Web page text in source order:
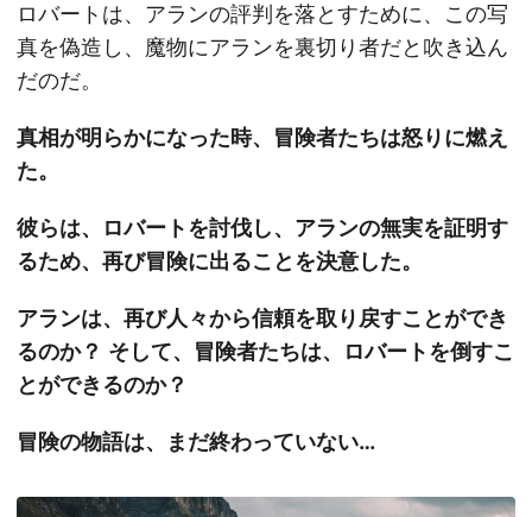
ロバートは、アランの評判を落とすために、この写
真を偽造し、魔物にアランを裏切り者だと吹き込ん
だのだ。
真相が明らかになった時、冒険者たちは怒りに燃え
た。
彼らは、ロバートを討伐し、アランの無実を証明す
るため、再び冒険に出ることを決意した。
アランは、再び人々から信頼を取り戻すことができ
るのか？ そして、冒険者たちは、ロバートを倒すこ
とができるのか？
冒険の物語は、まだ終わっていない…